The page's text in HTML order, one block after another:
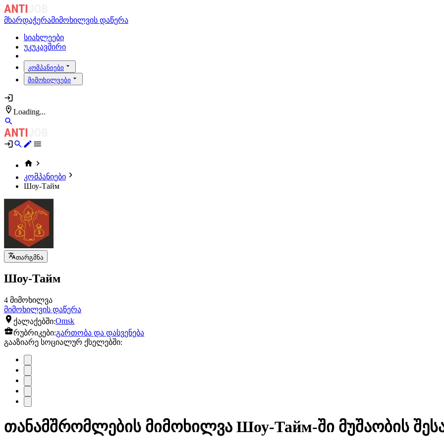
მხარდაჭერამიმოხილვის დაწერა
სიახლეები
უკუკავშირი
კომპანიები
მიმოხილვები
Loading...
კომპანიები
Шоу-Тайм
თარგმნა
Шоу-Тайм
4 მიმოხილვა
მიმოხილვის დაწერა
ქალაქებში:Omsk
რუბრიკები:გართობა და დასვენება
გააზიარე სოციალურ ქსელებში:
თანამშრომლების მიმოხილვა Шоу-Тайм-ში მუშაობის